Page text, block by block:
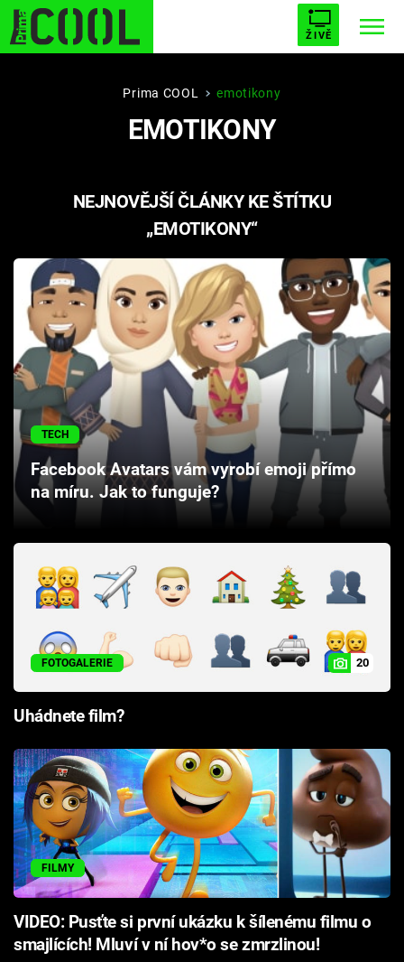
ŽIVĚ
STARHOUSE BUFFY, PŘEMOŽITELKA UPÍRŮ
PLNEJ KOTEL AVENGERS 5
Filmy
Seriály
Hry
Cool Esport
Pořady
TV Program
Přihlášení
Prima COOL emotikony
EMOTIKONY
NEJNOVĚJŠÍ ČLÁNKY KE ŠTÍTKU
„EMOTIKONY“
TECH
Facebook Avatars vám vyrobí emoji přímo
na míru. Jak to funguje?
FOTOGALERIE 20
Uhádnete film?
FILMY
VIDEO: Pusťte si první ukázku k šílenému filmu o
smajlících! Mluví v ní hov*o se zmrzlinou!